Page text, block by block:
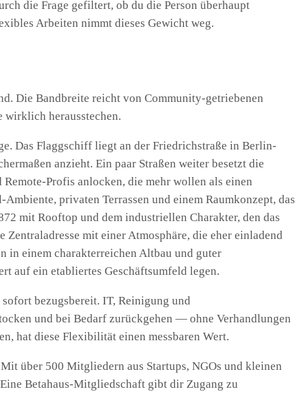
die Frage gefiltert, ob du die Person überhaupt
Arbeiten nimmt dieses Gewicht weg.
Die Bandbreite reicht von Community-getriebenen
wirklich herausstechen.
Das Flaggschiff liegt an der Friedrichstraße in Berlin-
anzieht. Ein paar Straßen weiter besetzt die
Profis anlocken, die mehr wollen als einen
privaten Terrassen und einem Raumkonzept, das
mit Rooftop und dem industriellen Charakter, den das
mit einer Atmosphäre, die eher einladend
in einem charakterreichen Altbau und guter
auf ein etabliertes Geschäftsumfeld legen.
bezugsbereit. IT, Reinigung und
und bei Bedarf zurückgehen — ohne Verhandlungen
hat diese Flexibilität einen messbaren Wert.
über 500 Mitgliedern aus Startups, NGOs und kleinen
Betahaus-Mitgliedschaft gibt dir Zugang zu